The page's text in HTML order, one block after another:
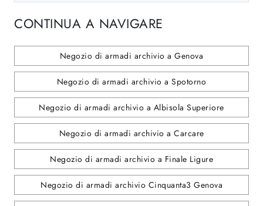
CONTINUA A NAVIGARE
Negozio di armadi archivio a Genova
Negozio di armadi archivio a Spotorno
Negozio di armadi archivio a Albisola Superiore
Negozio di armadi archivio a Carcare
Negozio di armadi archivio a Finale Ligure
Negozio di armadi archivio Cinquanta3 Genova